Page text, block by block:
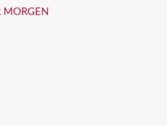
MORGEN